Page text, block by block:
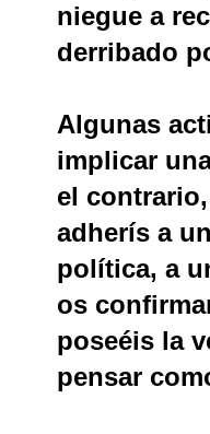
niegue a
derribado
Algunas
implicar
el
adherís a
política, a
os
poseéis la
pensar